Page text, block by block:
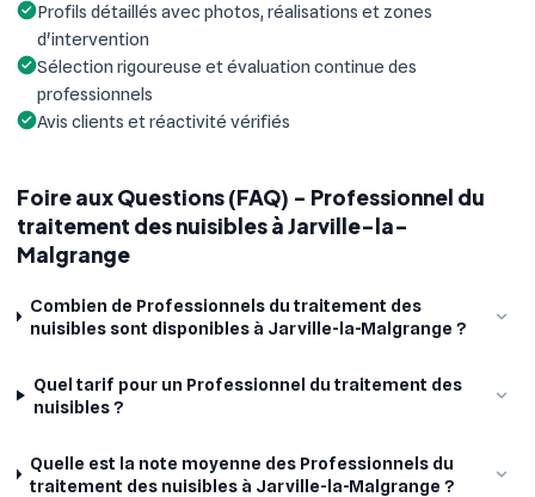
Profils détaillés avec photos, réalisations et zones
d'intervention
Sélection rigoureuse et évaluation continue des
professionnels
Avis clients et réactivité vérifiés
Foire aux Questions (FAQ) - Professionnel du
traitement des nuisibles à Jarville-la-
Malgrange
Combien de Professionnels du traitement des
nuisibles sont disponibles à Jarville-la-Malgrange ?
Quel tarif pour un Professionnel du traitement des
nuisibles ?
Quelle est la note moyenne des Professionnels du
traitement des nuisibles à Jarville-la-Malgrange ?